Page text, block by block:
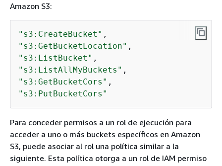
Amazon S3:
"s3:CreateBucket"
"s3:GetBucketLocation"
"s3:ListBucket"
"s3:ListAllMyBuckets"
"s3:GetBucketCors"
"s3:PutBucketCors"
Para conceder permisos a un rol de ejecución para
acceder a uno o más buckets específicos en Amazon
S3, puede asociar al rol una política similar a la
siguiente. Esta política otorga a un rol de IAM permiso